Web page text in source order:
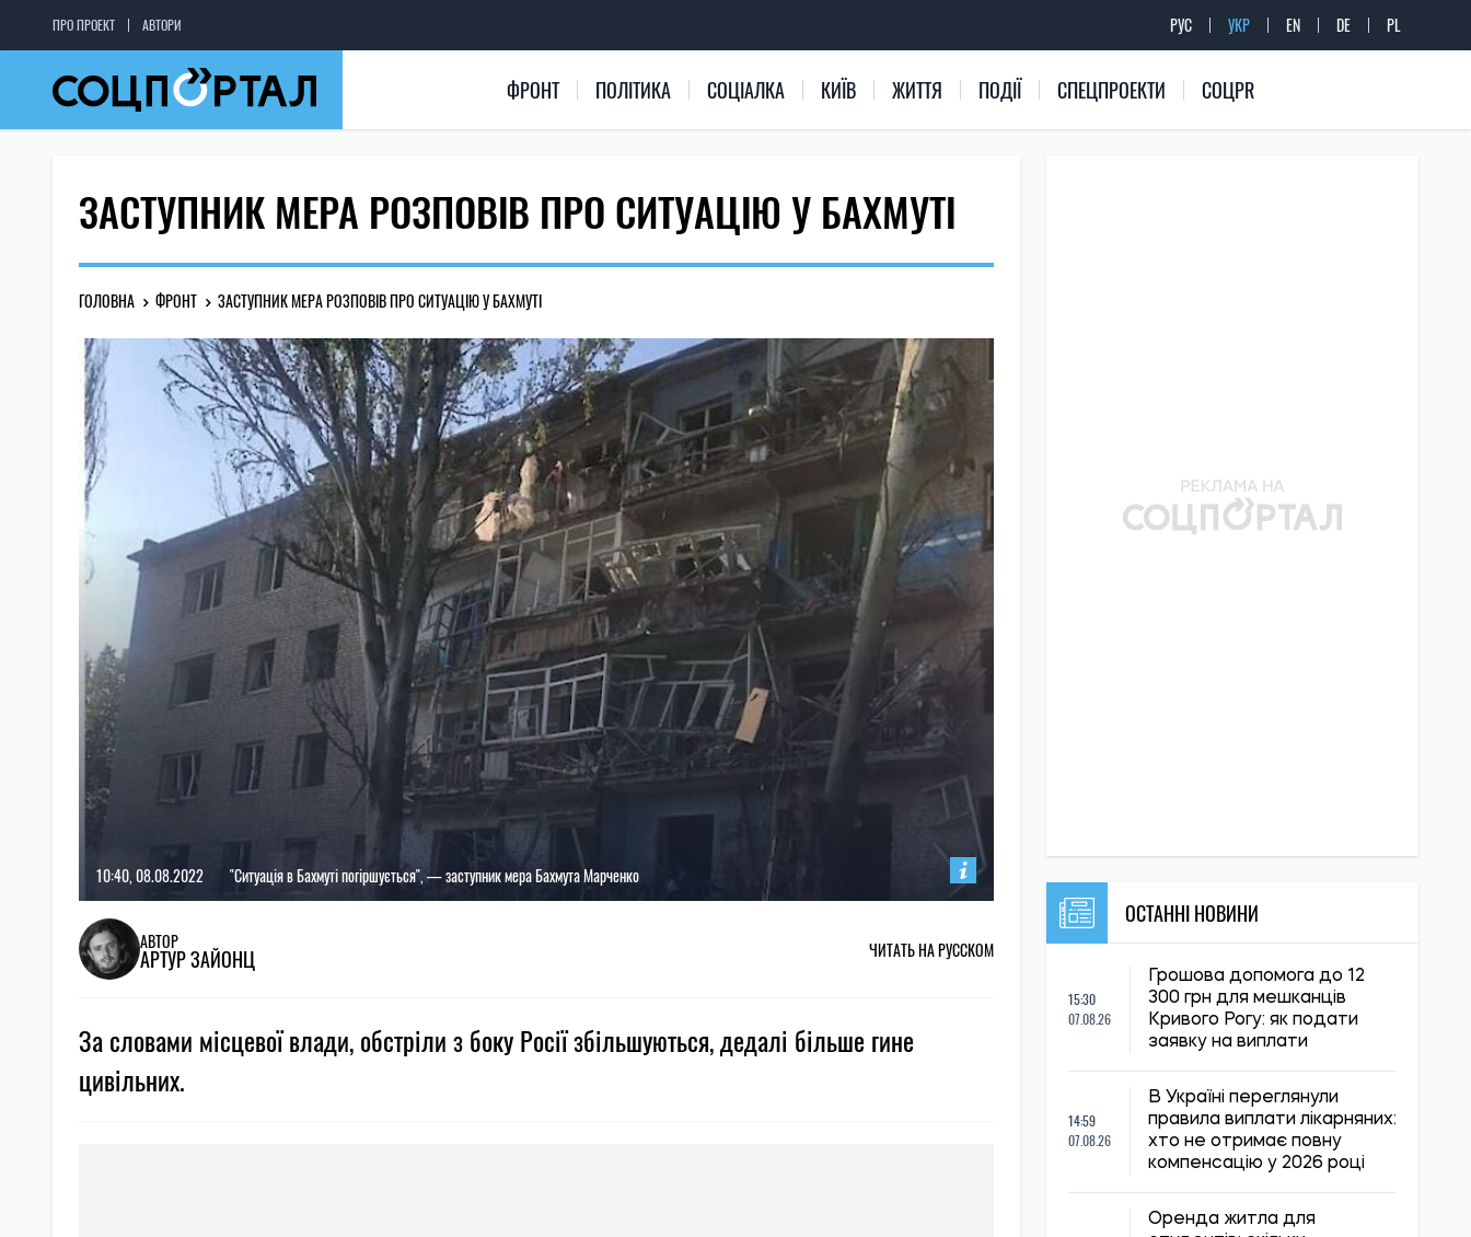
ПРО ПРОЕКТ АВТОРИ РУС УКР EN DE PL
ФРОНТ ПОЛІТИКА СОЦІАЛКА КИЇВ ЖИТТЯ ПОДІЇ СПЕЦПРОЕКТИ СОЦPR
ЗАСТУПНИК МЕРА РОЗПОВІВ ПРО СИТУАЦІЮ У БАХМУТІ
ГОЛОВНА ФРОНТ ЗАСТУПНИК МЕРА РОЗПОВІВ ПРО СИТУАЦІЮ У БАХМУТІ
10:40, 08.08.2022 "Ситуація в Бахмуті погіршується", — заступник мера Бахмута Марченко
АВТОР
АРТУР ЗАЙОНЦ ЧИТАТЬ НА РУССКОМ
За словами місцевої влади, обстріли з боку Росії збільшуються, дедалі більше гине
цивільних.
ОСТАННІ НОВИНИ
15:30
07.08.26
Грошова допомога до 12
300 грн для мешканців
Кривого Рогу: як подати
заявку на виплати
14:59
07.08.26
В Україні переглянули
правила виплати лікарняних:
хто не отримає повну
компенсацію у 2026 році
Оренда житла для